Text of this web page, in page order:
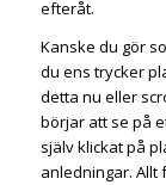
efteråt.
Kanske du gör
du ens trycker
detta nu eller
börjar att se på
själv klickat på
anledningar. Allt